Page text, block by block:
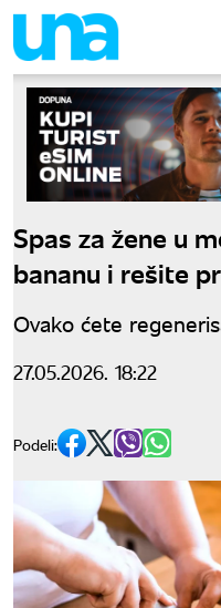
Spas za žene u
bananu i rešite
Ovako ćete
27.05.2026. 18:22
Podeli: